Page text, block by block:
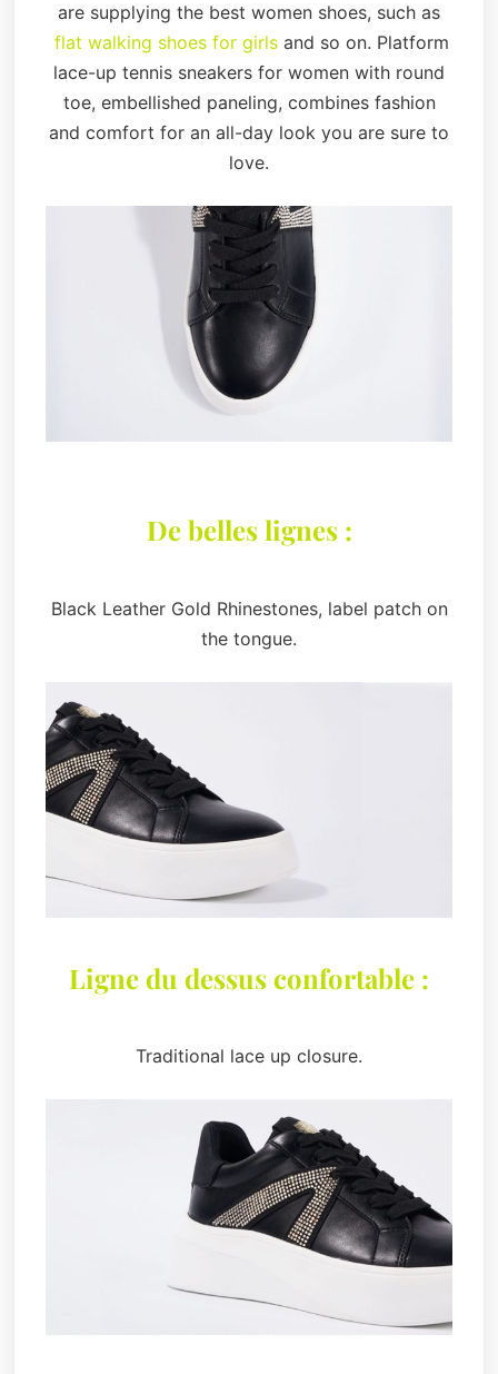
are supplying the best women shoes, such as
flat walking shoes for girls and so on. Platform
lace-up tennis sneakers for women with round
toe, embellished paneling, combines fashion
and comfort for an all-day look you are sure to
love.
De belles lignes :
Black Leather Gold Rhinestones, label patch on
the tongue.
Ligne du dessus confortable :
Traditional lace up closure.